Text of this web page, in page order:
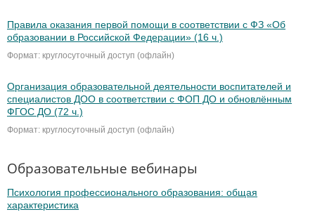
Правила оказания первой помощи в соответствии с ФЗ «Об
образовании в Российской Федерации» (16 ч.)
Формат: круглосуточный доступ (офлайн)
Организация образовательной деятельности воспитателей и
специалистов ДОО в соответствии с ФОП ДО и обновлённым
ФГОС ДО (72 ч.)
Формат: круглосуточный доступ (офлайн)
Образовательные вебинары
Психология профессионального образования: общая
характеристика